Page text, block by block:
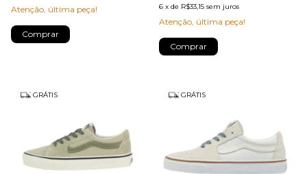
Atenção, última peça!
Comprar
6 x de R$33,15 sem juros
Atenção, última peça!
Comprar
GRÁTIS GRÁTIS